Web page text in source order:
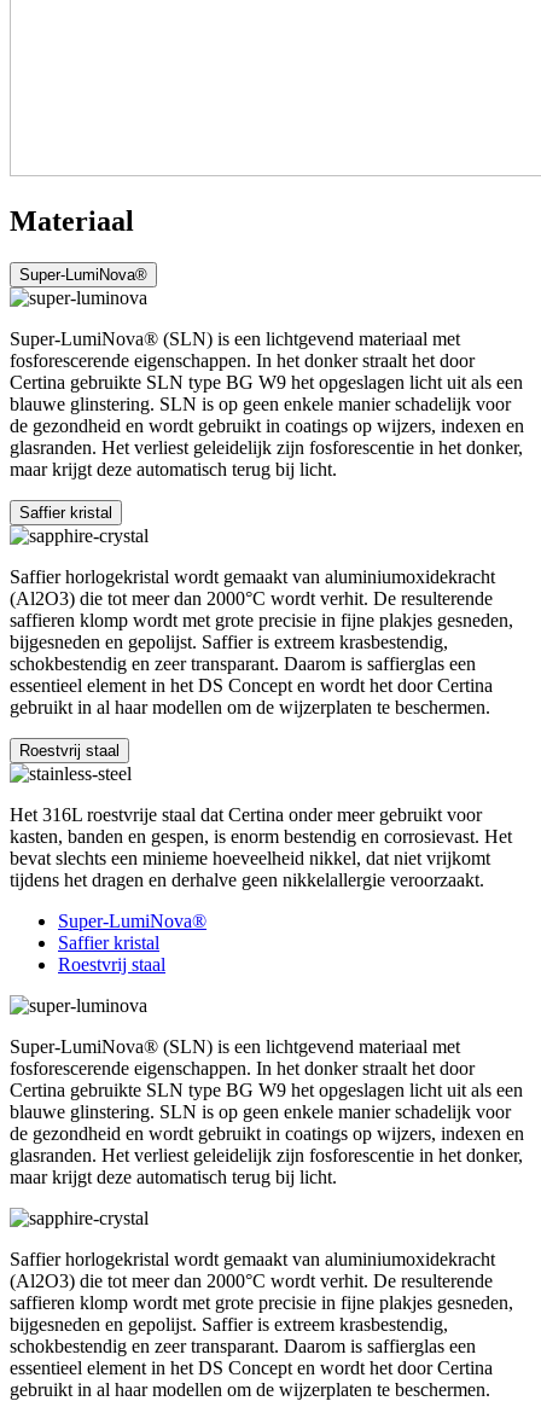
Materiaal
Super-LumiNova®
Super-LumiNova® (SLN) is een lichtgevend materiaal met
fosforescerende eigenschappen. In het donker straalt het door
Certina gebruikte SLN type BG W9 het opgeslagen licht uit als een
blauwe glinstering. SLN is op geen enkele manier schadelijk voor
de gezondheid en wordt gebruikt in coatings op wijzers, indexen en
glasranden. Het verliest geleidelijk zijn fosforescentie in het donker,
maar krijgt deze automatisch terug bij licht.
Saffier kristal
Saffier horlogekristal wordt gemaakt van aluminiumoxidekracht
(Al2O3) die tot meer dan 2000°C wordt verhit. De resulterende
saffieren klomp wordt met grote precisie in fijne plakjes gesneden,
bijgesneden en gepolijst. Saffier is extreem krasbestendig,
schokbestendig en zeer transparant. Daarom is saffierglas een
essentieel element in het DS Concept en wordt het door Certina
gebruikt in al haar modellen om de wijzerplaten te beschermen.
Roestvrij staal
Het 316L roestvrije staal dat Certina onder meer gebruikt voor
kasten, banden en gespen, is enorm bestendig en corrosievast. Het
bevat slechts een minieme hoeveelheid nikkel, dat niet vrijkomt
tijdens het dragen en derhalve geen nikkelallergie veroorzaakt.
Super-LumiNova®
Saffier kristal
Roestvrij staal
Super-LumiNova® (SLN) is een lichtgevend materiaal met
fosforescerende eigenschappen. In het donker straalt het door
Certina gebruikte SLN type BG W9 het opgeslagen licht uit als een
blauwe glinstering. SLN is op geen enkele manier schadelijk voor
de gezondheid en wordt gebruikt in coatings op wijzers, indexen en
glasranden. Het verliest geleidelijk zijn fosforescentie in het donker,
maar krijgt deze automatisch terug bij licht.
Saffier horlogekristal wordt gemaakt van aluminiumoxidekracht
(Al2O3) die tot meer dan 2000°C wordt verhit. De resulterende
saffieren klomp wordt met grote precisie in fijne plakjes gesneden,
bijgesneden en gepolijst. Saffier is extreem krasbestendig,
schokbestendig en zeer transparant. Daarom is saffierglas een
essentieel element in het DS Concept en wordt het door Certina
gebruikt in al haar modellen om de wijzerplaten te beschermen.